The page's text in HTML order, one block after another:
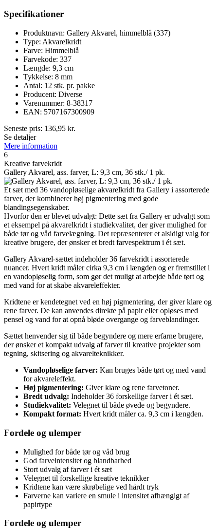
Specifikationer
Produktnavn: Gallery Akvarel, himmelblå (337)
Type: Akvarelkridt
Farve: Himmelblå
Farvekode: 337
Længde: 9,3 cm
Tykkelse: 8 mm
Antal: 12 stk. pr. pakke
Producent: Diverse
Varenummer: 8-38317
EAN: 5707167300909
Seneste pris: 136,95 kr.
Se detaljer
Mere information
6
Kreative farvekridt
Gallery Akvarel, ass. farver, L: 9,3 cm, 36 stk./ 1 pk.
Et sæt med 36 vandopløselige akvarelkridt fra Gallery i assorterede
farver, der kombinerer høj pigmentering med gode
blandingsegenskaber.
Hvorfor den er blevet udvalgt: Dette sæt fra Gallery er udvalgt som
et eksempel på akvarelkridt i studiekvalitet, der giver mulighed for
både tør og våd farvelægning. Det repræsenterer et alsidigt valg for
kreative brugere, der ønsker et bredt farvespektrum i ét sæt.
Gallery Akvarel-sættet indeholder 36 farvekridt i assorterede
nuancer. Hvert kridt måler cirka 9,3 cm i længden og er fremstillet i
en vandopløselig form, som gør det muligt at arbejde både tørt og
med vand for at skabe akvareleffekter.
Kridtene er kendetegnet ved en høj pigmentering, der giver klare og
rene farver. De kan anvendes direkte på papir eller opløses med
pensel og vand for at opnå bløde overgange og farveblandinger.
Sættet henvender sig til både begyndere og mere erfarne brugere,
der ønsker et kompakt udvalg af farver til kreative projekter som
tegning, skitsering og akvarelteknikker.
Vandopløselige farver: Kan bruges både tørt og med vand
for akvareleffekt.
Høj pigmentering: Giver klare og rene farvetoner.
Bredt udvalg: Indeholder 36 forskellige farver i ét sæt.
Studiekvalitet: Velegnet til både øvede og begyndere.
Kompakt format: Hvert kridt måler ca. 9,3 cm i længden.
Fordele og ulemper
Mulighed for både tør og våd brug
God farveintensitet og blandbarhed
Stort udvalg af farver i ét sæt
Velegnet til forskellige kreative teknikker
Kridtene kan være skrøbelige ved hårdt tryk
Farverne kan variere en smule i intensitet afhængigt af
papirtype
Fordele og ulemper